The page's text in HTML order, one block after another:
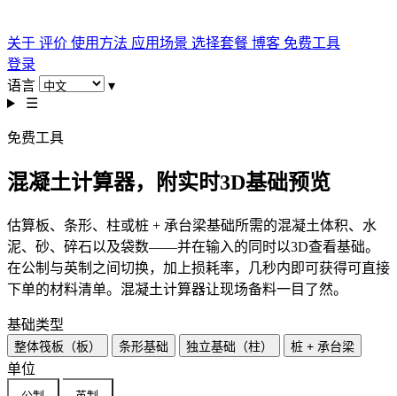
关于 评价 使用方法 应用场景 选择套餐 博客 免费工具
登录
语言
▾
☰
免费工具
混凝土计算器，附实时3D基础预览
估算板、条形、柱或桩 + 承台梁基础所需的混凝土体积、水
泥、砂、碎石以及袋数——并在输入的同时以3D查看基础。
在公制与英制之间切换，加上损耗率，几秒内即可获得可直接
下单的材料清单。混凝土计算器让现场备料一目了然。
基础类型
整体筏板（板） 条形基础 独立基础（柱） 桩 + 承台梁
单位